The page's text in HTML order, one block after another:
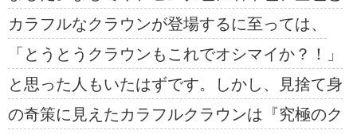
カラフルなクラウンが登場するに至っては、
「とうとうクラウンもこれでオシマイか？！」
と思った人もいたはずです。しかし、見捨て身
の奇策に見えたカラフルクラウンは『究極のク